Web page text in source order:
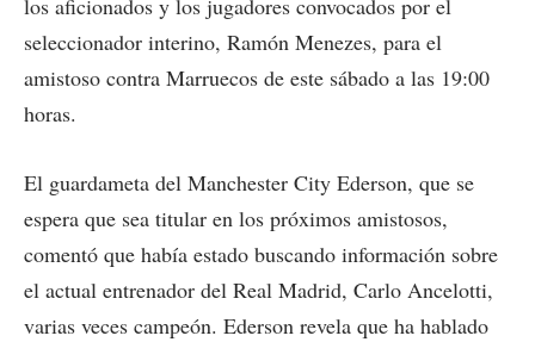
los aficionados y los jugadores convocados por el
seleccionador interino, Ramón Menezes, para el
amistoso contra Marruecos de este sábado a las 19:00
horas.
El guardameta del Manchester City Ederson, que se
espera que sea titular en los próximos amistosos,
comentó que había estado buscando información sobre
el actual entrenador del Real Madrid, Carlo Ancelotti,
varias veces campeón. Ederson revela que ha hablado